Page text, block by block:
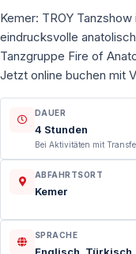
Kemer: TROY
eindrucksvolle
Tanzgruppe Fire of
Jetzt online buchen mit
DAUER
4 Stunden
Bei Aktivitäten mit
ABFAHRTSORT
Kemer
SPRACHE